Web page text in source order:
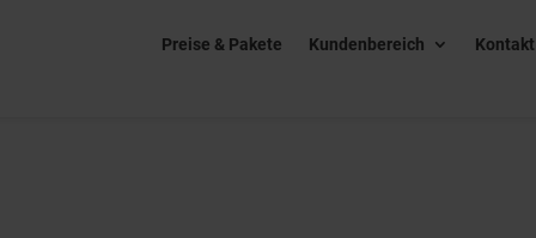
Sie Ihre Anmeldedaten unten ein!
Preise & Pakete Kundenbereich Kontakt